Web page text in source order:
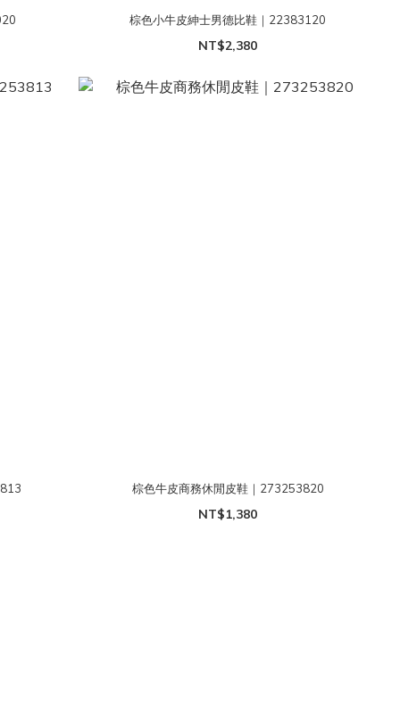
棕色小牛皮紳士男德比鞋｜22383120
NT$2,380
棕色牛皮商務休閒皮鞋｜273253820
NT$1,380